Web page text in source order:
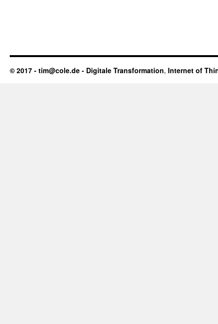
© 2017 - tim@cole.de - Digitale Transformation, Internet of